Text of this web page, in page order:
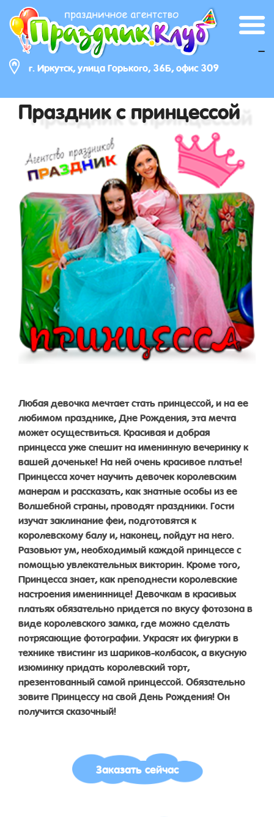
г. Иркутск, улица Горького, 36Б, офис 309
_
Праздник с принцессой
Любая девочка мечтает стать принцессой, и на ее
любимом празднике, Дне Рождения, эта мечта
может осуществиться. Красивая и добрая
принцесса уже спешит на именинную вечеринку к
вашей доченьке! На ней очень красивое платье!
Принцесса хочет научить девочек королевским
манерам и рассказать, как знатные особы из ее
Волшебной страны, проводят праздники. Гости
изучат заклинание феи, подготовятся к
королевскому балу и, наконец, пойдут на него.
Разовьют ум, необходимый каждой принцессе с
помощью увлекательных викторин. Кроме того,
Принцесса знает, как преподнести королевские
настроения имениннице! Девочкам в красивых
платьях обязательно придется по вкусу фотозона в
виде королевского замка, где можно сделать
потрясающие фотографии. Украсят их фигурки в
технике твистинг из шариков-колбасок, а вкусную
изюминку придать королевский торт,
презентованный самой принцессой. Обязательно
зовите Принцессу на свой День Рождения! Он
получится сказочный!
Заказать сейчас